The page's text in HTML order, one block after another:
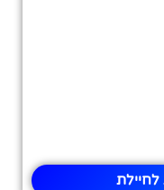
לחיילת